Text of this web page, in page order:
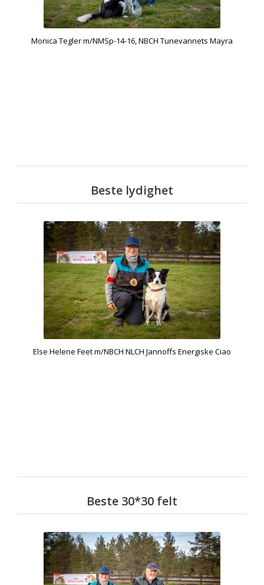
Monica Tegler m/NMSp-14-16, NBCH Tunevannets Mayra
Beste lydighet
Else Helene Feet m/NBCH NLCH Jannoffs Energiske Ciao
Beste 30*30 felt